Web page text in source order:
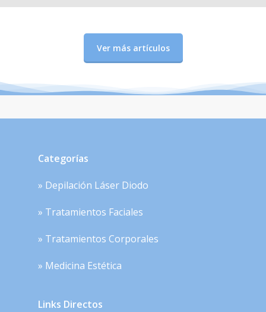
Ver más artículos
Categorías
» Depilación Láser Diodo
» Tratamientos Faciales
» Tratamientos Corporales
» Medicina Estética
Links Directos